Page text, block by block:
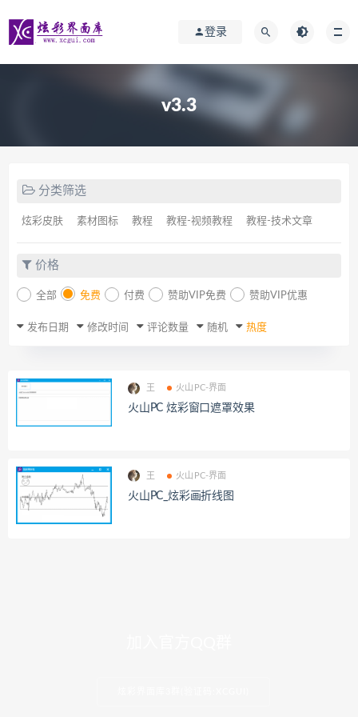
登录
v3.3
分类筛选
炫彩皮肤 素材图标 教程 教程-视频教程 教程-技术文章
价格
全部 免费 付费 赞助VIP免费 赞助VIP优惠
发布日期 修改时间 评论数量 随机 热度
王 火山PC-界面
火山PC 炫彩窗口遮罩效果
王 火山PC-界面
火山PC_炫彩画折线图